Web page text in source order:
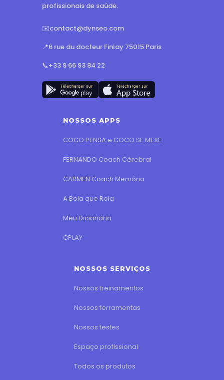
profissionais de saúde.
✉️contact@dynseo.com
📍6 rue du docteur Finlay 75015 Paris
📞+33 9 66 93 84 22
NOSSOS APPS
COCO PENSA e COCO SE MEXE
FERNANDO Coach Cérebral
CARMEN Coach Memória
A Bola que Rola
Meu Dicionário
CPLAY
NOSSOS SERVIÇOS
Nossos treinamentos
Nossos ferramentas
Nossos testes
Espaço profissional
Todos os produtos